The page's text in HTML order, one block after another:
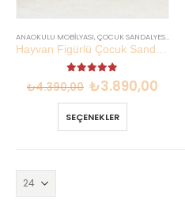
ANAOKULU MOBILYASI,ÇOCUK SANDALYESI,
5.00out of 5
₺4.390,00 ₺3.890,00
SEÇENEKLER